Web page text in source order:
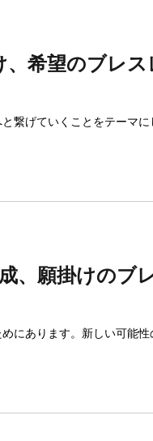
、希望のブレ
繋げていくことをテーマ
、願掛けのブ
にあります。新しい可能